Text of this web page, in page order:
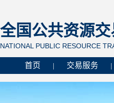
全国公共资源
NATIONAL PUBLIC RESOURCE
首页 交易服务